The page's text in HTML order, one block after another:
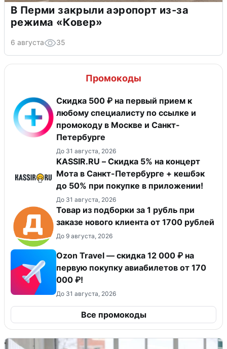
В Перми закрыли аэропорт из-за
режима «Ковер»
6 августа 35
Промокоды
Скидка 500 ₽ на первый прием к
любому специалисту по ссылке и
промокоду в Москве и Санкт-
Петербурге
До 31 августа, 2026
KASSIR.RU – Скидка 5% на концерт
Мота в Санкт-Петербурге + кешбэк
до 50% при покупке в приложении!
До 31 августа, 2026
Товар из подборки за 1 рубль при
заказе нового клиента от 1700 рублей
До 9 августа, 2026
Ozon Travel — скидка 12 000 ₽ на
первую покупку авиабилетов от 170
000 ₽!
До 31 августа, 2026
Все промокоды